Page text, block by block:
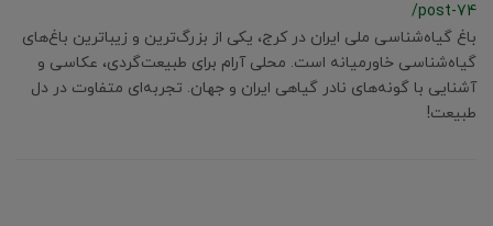
/post-74
باغ گیاه‌شناسی ملی ایران در کرج، یکی از بزرگ‌ترین و زیباترین باغ‌های
گیاه‌شناسی خاورمیانه است. محلی آرام برای طبیعت‌گردی، عکاسی و
آشنایی با گونه‌های نادر گیاهی ایران و جهان. تجربه‌ای متفاوت در دل
طبیعت!